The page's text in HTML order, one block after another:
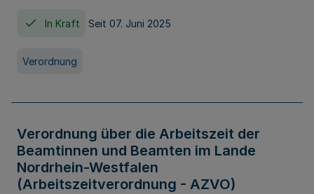
In Kraft Seit 07. Juni 2025
Verordnung
Verordnung über die Arbeitszeit der
Beamtinnen und Beamten im Lande
Nordrhein-Westfalen
(Arbeitszeitverordnung - AZVO)